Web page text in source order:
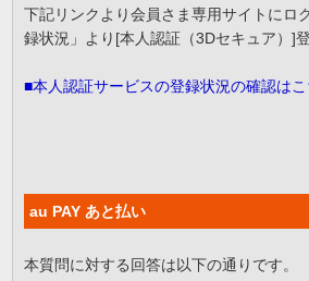
下記リンクより会員さま専用サイトにロ
録状況」より[本人認証（3Dセキュア）]
■本人認証サービスの登録状況の確認は
au PAY あと払い
本質問に対する回答は以下の通りです。